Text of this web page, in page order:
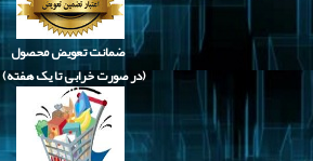
ضمانت تعویض محصول
(در صورت خرابی تا یک هفته)